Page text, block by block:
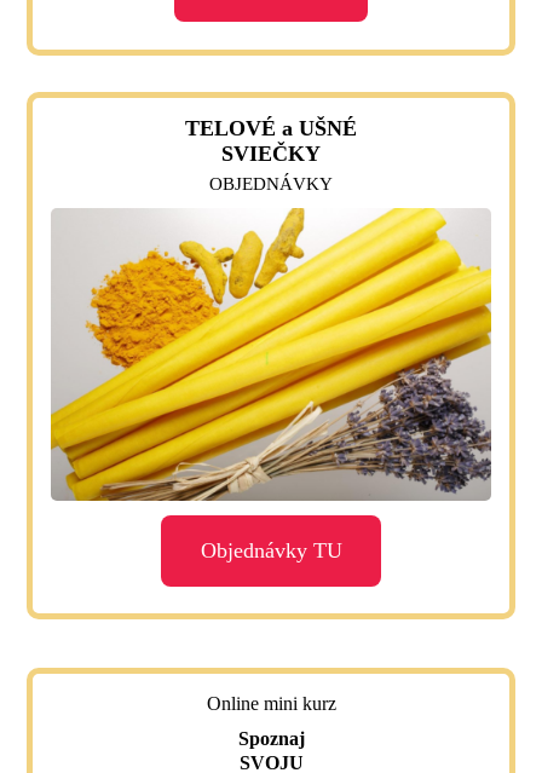
TELOVÉ a UŠNÉ
SVIEČKY
OBJEDNÁVKY
Objednávky TU
Online mini kurz
Spoznaj
SVOJU